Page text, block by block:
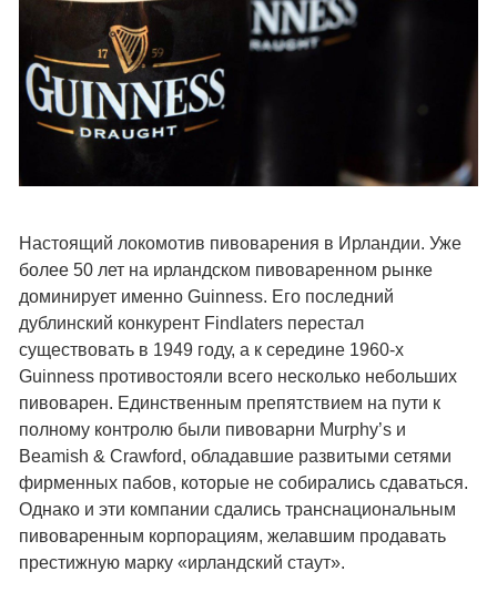
Настоящий локомотив пивоварения в Ирландии. Уже
более 50 лет на ирландском пивоваренном рынке
доминирует именно Guinness. Его последний
дублинский конкурент Findlaters перестал
существовать в 1949 году, а к середине 1960-х
Guinness противостояли всего несколько небольших
пивоварен. Единственным препятствием на пути к
полному контролю были пивоварни Murphy’s и
Beamish & Crawford, обладавшие развитыми сетями
фирменных пабов, которые не собирались сдаваться.
Однако и эти компании сдались транснациональным
пивоваренным корпорациям, желавшим продавать
престижную марку «ирландский стаут».